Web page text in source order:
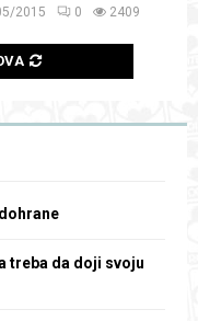
2015 0 2409
treba da doji svoju